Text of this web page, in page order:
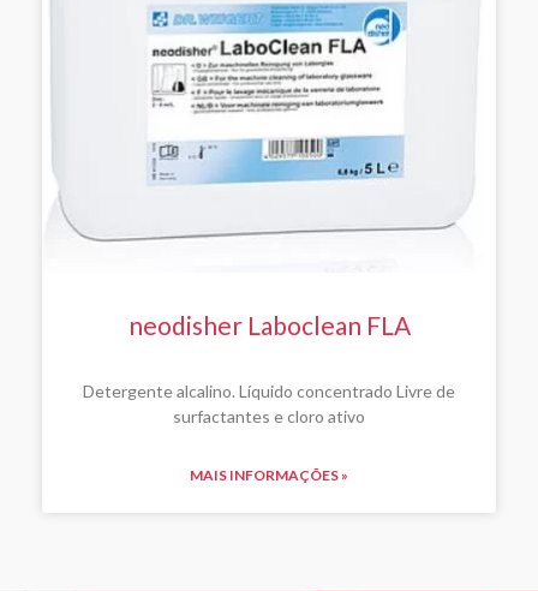
neodisher Laboclean FLA
Detergente alcalino. Líquido concentrado Livre de
surfactantes e cloro ativo
MAIS INFORMAÇÕES »